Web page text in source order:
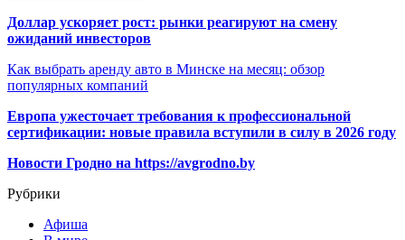
Доллар ускоряет рост: рынки реагируют на смену
ожиданий инвесторов
Как выбрать аренду авто в Минске на месяц: обзор
популярных компаний
Европа ужесточает требования к профессиональной
сертификации: новые правила вступили в силу в 2026 году
Новости Гродно на https://avgrodno.by
Рубрики
Афиша